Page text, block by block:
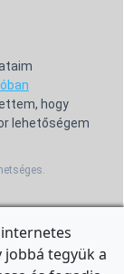
hogy
lehetőségem
tegyük a